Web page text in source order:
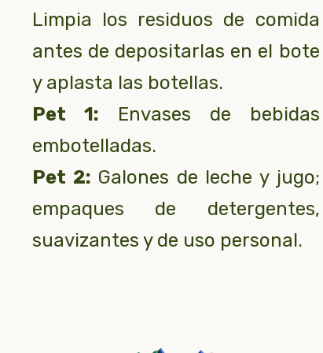
Limpia los residuos de comida
antes de depositarlas en el bote
y aplasta las botellas.
Pet 1: Envases de bebidas
embotelladas.
Pet 2: Galones de leche y jugo;
empaques de detergentes,
suavizantes y de uso personal.